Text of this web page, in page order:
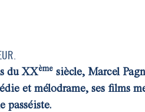
du XXème siècle, Marcel
et mélodrame, ses films
passéiste.